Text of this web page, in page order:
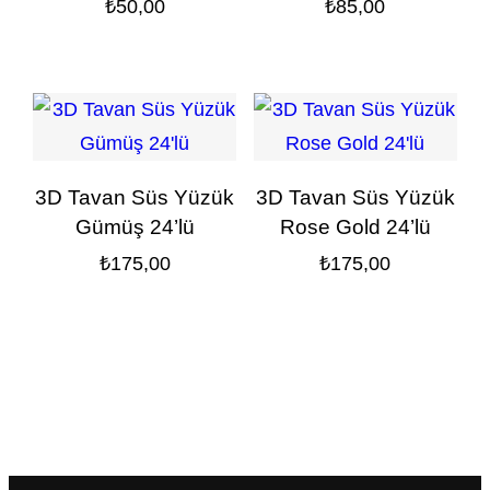
₺50,00 ₺85,00
3D Tavan Süs Yüzük
Gümüş 24’lü
₺175,00
3D Tavan Süs Yüzük
Rose Gold 24’lü
₺175,00